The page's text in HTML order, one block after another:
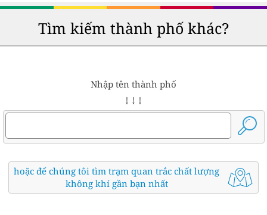
Tìm kiếm thành phố khác?
Nhập tên thành phố
↓ ↓ ↓
hoặc để chúng tôi tìm trạm quan trắc chất lượng
không khí gần bạn nhất